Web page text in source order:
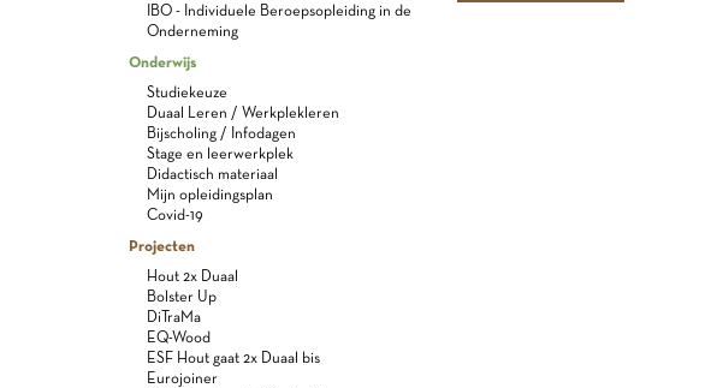
IBO - Individuele Beroepsopleiding in de
Onderneming
Onderwijs
Studiekeuze
Duaal Leren / Werkplekleren
Bijscholing / Infodagen
Stage en leerwerkplek
Didactisch materiaal
Mijn opleidingsplan
Covid-19
Projecten
Hout 2x Duaal
Bolster Up
DiTraMa
EQ-Wood
ESF Hout gaat 2x Duaal bis
Eurojoiner